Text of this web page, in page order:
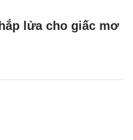
lửa cho giấc mơ